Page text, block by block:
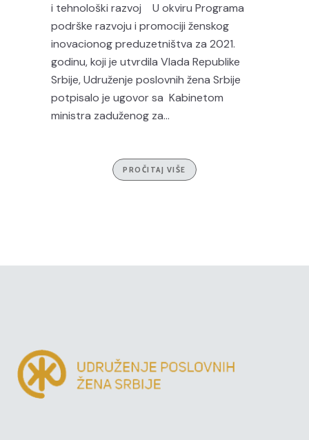
i tehnološki razvoj U okviru Programa
podrške razvoju i promociji ženskog
inovacionog preduzetništva za 2021.
godinu, koji je utvrdila Vlada Republike
Srbije, Udruženje poslovnih žena Srbije
potpisalo je ugovor sa Kabinetom
ministra zaduženog za...
PROČITAJ VIŠE